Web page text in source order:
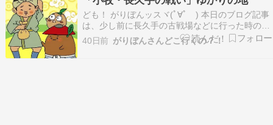
に参加し、大和郡山市でスタンプを集め始めまし
た。 ス…
ども！ がりぼんッスヾ(ﾟ∀ﾟゞ) 本日のブログ記事
は、少し前に長久手の古戦場などに行った時のお
話。 ここは、愛知県の長久手市にある「古戦場公
園」 戦国時代にあった「小牧・長久手の戦い」の
40日前 がりぼんさんどこ行くの？！